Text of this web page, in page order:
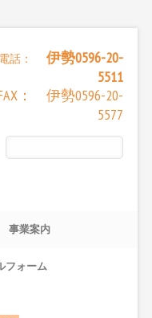
話：
伊勢0596-20-
5511
： 伊勢0596-20-
5577
事業案内
フォーム